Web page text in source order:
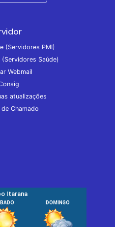
(Servidores PMI)
Saúde)
Webmail
atualizações
Chamado